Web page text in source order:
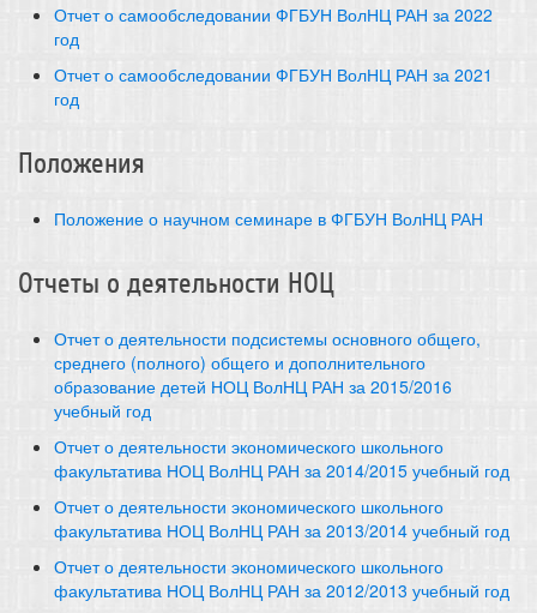
Отчет о самообследовании ФГБУН ВолНЦ РАН за 2022
год
Отчет о самообследовании ФГБУН ВолНЦ РАН за 2021
год
Положения
Положение о научном семинаре в ФГБУН ВолНЦ РАН
Отчеты о деятельности НОЦ
Отчет о деятельности подсистемы основного общего,
среднего (полного) общего и дополнительного
образование детей НОЦ ВолНЦ РАН за 2015/2016
учебный год
Отчет о деятельности экономического школьного
факультатива НОЦ ВолНЦ РАН за 2014/2015 учебный год
Отчет о деятельности экономического школьного
факультатива НОЦ ВолНЦ РАН за 2013/2014 учебный год
Отчет о деятельности экономического школьного
факультатива НОЦ ВолНЦ РАН за 2012/2013 учебный год